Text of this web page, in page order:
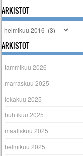
ARKISTOT
Arkistot
ARKISTOT
tammikuu 2026
marraskuu 2025
lokakuu 2025
huhtikuu 2025
maaliskuu 2025
helmikuu 2025